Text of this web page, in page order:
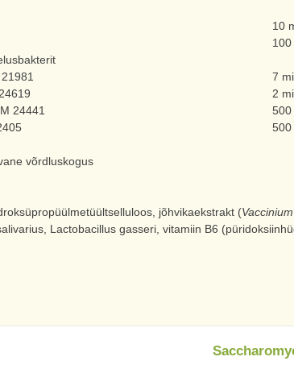
10
100
7
2
24441
500
500
võrdluskogus
jõhvikaekstrakt (
Lactobacillus gasseri, vitamiin B6